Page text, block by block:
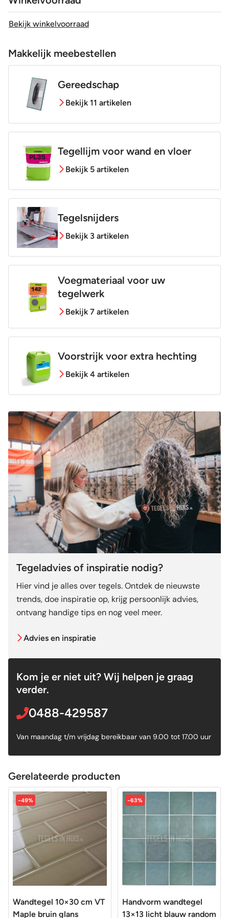
Bekijk winkelvoorraad
Makkelijk meebestellen
Gereedschap
Bekijk 11 artikelen
Tegellijm voor wand en vloer
Bekijk 5 artikelen
Tegelsnijders
Bekijk 3 artikelen
Voegmateriaal voor uw
tegelwerk
Bekijk 7 artikelen
Voorstrijk voor extra hechting
Bekijk 4 artikelen
Tegeladvies of inspiratie nodig?
Hier vind je alles over tegels. Ontdek de nieuwste
trends, doe inspiratie op, krijg persoonlijk advies,
ontvang handige tips en nog veel meer.
Advies en inspiratie
Kom je er niet uit? Wij helpen je graag
verder.
0488-429587
Van maandag t/m vrijdag bereikbaar van 9.00 tot 17.00 uur
Gerelateerde producten
-49%
Wandtegel 10×30 cm VT
Maple bruin glans
-63%
Handvorm wandtegel
13×13 licht blauw random